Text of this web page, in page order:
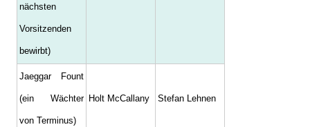
nächsten
Vorsitzenden
bewirbt)
Jaeggar Fount
(ein Wächter
von Terminus)
Holt McCallany Stefan Lehnen